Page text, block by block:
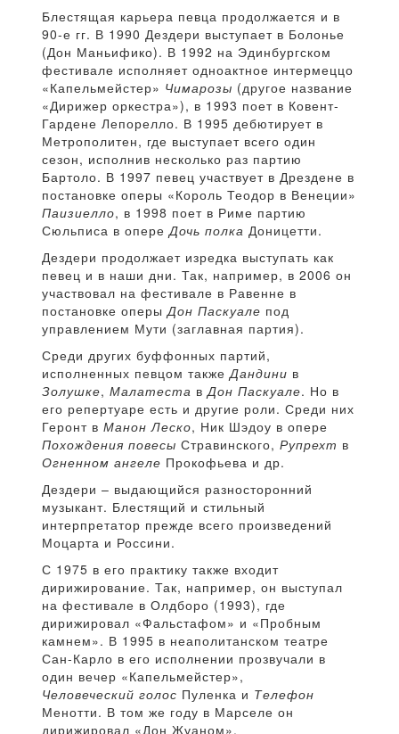
Блестящая карьера певца продолжается и в
90-е гг. В 1990 Дездери выступает в Болонье
(Дон Маньифико). В 1992 на Эдинбургском
фестивале исполняет одноактное интермеццо
«Капельмейстер» Чимарозы (другое название
«Дирижер оркестра»), в 1993 поет в Ковент-
Гардене Лепорелло. В 1995 дебютирует в
Метрополитен, где выступает всего один
сезон, исполнив несколько раз партию
Бартоло. В 1997 певец участвует в Дрездене в
постановке оперы «Король Теодор в Венеции»
Паизиелло, в 1998 поет в Риме партию
Сюльписа в опереДочь полка Доницетти.
Дездери продолжает изредка выступать как
певец и в наши дни. Так, например, в 2006 он
участвовал на фестивале в Равенне в
постановке оперыДон Паскуале под
управлением Мути (заглавная партия).
Среди других буффонных партий,
исполненных певцом такжеДандини в
Золушке, Малатеста вДон Паскуале. Но в
его репертуаре есть и другие роли. Среди них
Геронт в Манон Леско, Ник Шэдоу в опере
Похождения повесы Стравинского, Рупрехт в
Огненном ангеле Прокофьева и др.
Дездери – выдающийся разносторонний
музыкант. Блестящий и стильный
интерпретатор прежде всего произведений
Моцарта и Россини.
С 1975 в его практику также входит
дирижирование. Так, например, он выступал
на фестивале в Олдборо (1993), где
дирижировал «Фальстафом» и «Пробным
камнем». В 1995 в неаполитанском театре
Сан-Карло в его исполнении прозвучали в
один вечер «Капельмейстер»,
Человеческий голос Пуленка и Телефон
Менотти. В том же году в Марселе он
дирижировал «Дон Жуаном».